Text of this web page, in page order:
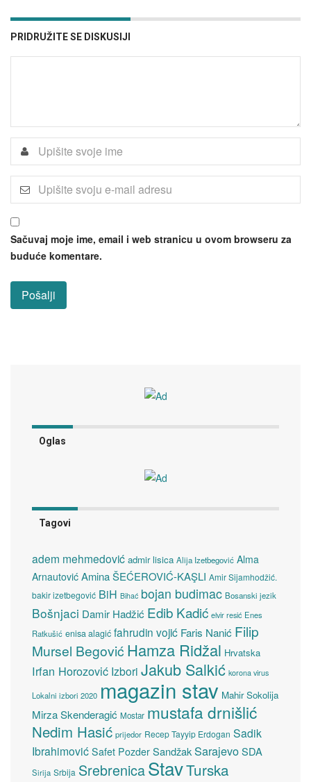
PRIDRUŽITE SE DISKUSIJI
Sačuvaj moje ime, email i web stranicu u ovom browseru za
buduće komentare.
Oglas
Tagovi
adem mehmedović admir lisica Alija Izetbegović Alma
Arnautović Amina ŠEĆEROVIĆ-KAŞLI Amir Sijamhodžić.
bakir izetbegović BiH Bihać bojan budimac Bosanski jezik
Bošnjaci Damir Hadžić Edib Kadić elvir resić Enes
Ratkušić enisa alagić fahrudin vojić Faris Nanić Filip
Mursel Begović Hamza Ridžal Hrvatska
Irfan Horozović Izbori Jakub Salkić korona virus
Lokalni izbori 2020 magazin stav Mahir Sokolija
Mirza Skenderagić Mostar mustafa drnišlić
Nedim Hasić prijedor Recep Tayyip Erdogan Sadik
Ibrahimović Safet Pozder SandžakSarajevoSDA
Sirija Srbija SrebrenicaStavTurska